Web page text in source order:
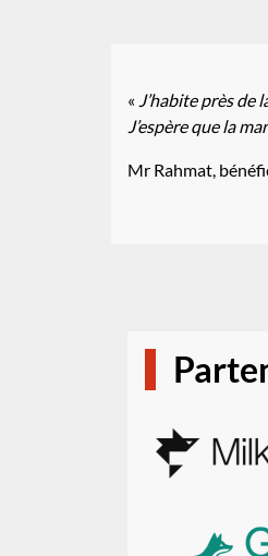
« J’habite près
J’espère que la
Mr Rahmat,